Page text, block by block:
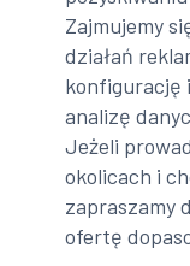
Zajmujemy
działań
konfigurację
analizę
Jeżeli
okolicach i
zapraszamy
ofertę